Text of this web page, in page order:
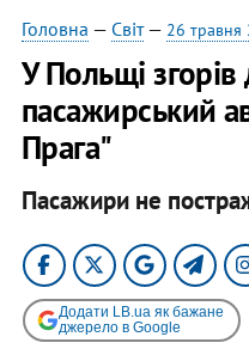
Головна — Світ— 26 травня
У Польщі
пасажирський
Прага"
Пасажири не
Додати LB.ua як бажане
джерело в Google